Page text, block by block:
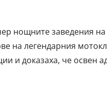
нощните заведения на
на легендарния
и доказаха, че освен